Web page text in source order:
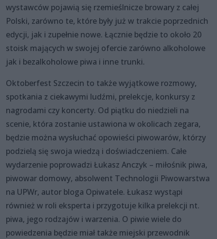
wystawców pojawią się rzemieślnicze browary z całej
Polski, zarówno te, które były już w trakcie poprzednich
edycji, jak i zupełnie nowe. Łącznie będzie to około 20
stoisk mających w swojej ofercie zarówno alkoholowe
jak i bezalkoholowe piwa i inne trunki.
Oktoberfest Szczecin to także wyjątkowe rozmowy,
spotkania z ciekawymi ludźmi, prelekcje, konkursy z
nagrodami czy koncerty. Od piątku do niedzieli na
scenie, która zostanie ustawiona w okolicach zegara,
będzie można wysłuchać opowieści piwowarów, którzy
podzielą się swoja wiedzą i doświadczeniem. Całe
wydarzenie poprowadzi Łukasz Anczyk – miłośnik piwa,
piwowar domowy, absolwent Technologii Piwowarstwa
na UPWr, autor bloga Opiwatele. Łukasz wystąpi
również w roli eksperta i przygotuje kilka prelekcji nt.
piwa, jego rodzajów i warzenia. O piwie wiele do
powiedzenia będzie miał także miejski przewodnik